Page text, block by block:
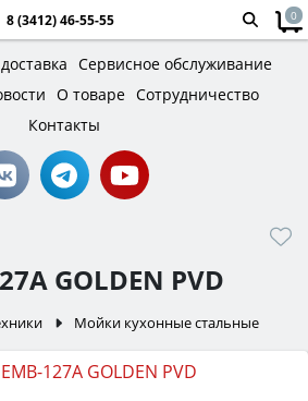
8 (3412) 46-55-55 0
Сервисное обслуживание
О товаре Сотрудничество
Контакты
GOLDEN PVD
Мойки кухонные стальные